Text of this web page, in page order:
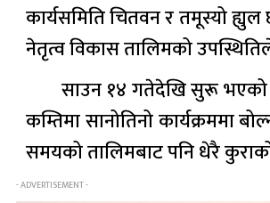
कार्यसमिति चितवन र तमूस्यो
नेतृत्व विकास तालिमको
साउन १४ गतेदेखि सुरू भएको
कम्तिमा सानोतिनो
समयको तालिमबाट पनि धेरै
- ADVERTISEMENT -